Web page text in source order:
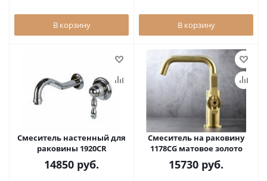
В корзину В корзину
Смеситель настенный для
раковины 1920CR
14850 руб.
Смеситель на раковину
1178CG матовое золото
15730 руб.